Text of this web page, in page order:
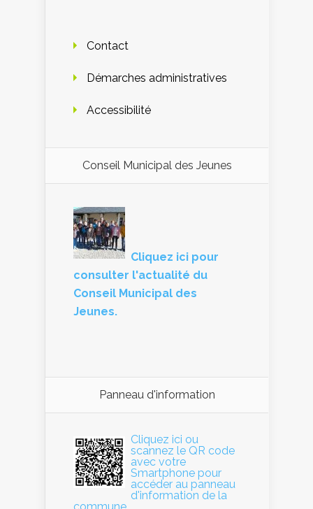
Contact
Démarches administratives
Accessibilité
Conseil Municipal des Jeunes
Cliquez ici pour
consulter l'actualité du
Conseil Municipal des
Jeunes.
Panneau d'information
Cliquez ici ou
scannez le QR code
avec votre
Smartphone pour
accéder au panneau
d'information de la
commune.